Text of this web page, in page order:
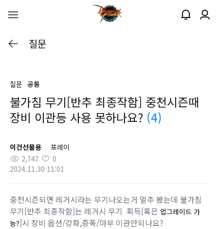
질문
질문 공통
불가침 무기[반추 최종작함] 중천시즌때
장비 이관등 사용 못하나요? (4)
이건선물용
프레이
2,747
0
2024.11.30 11:01
중천시즌되면 레거시라는 무기나오는거 얼추 봤는데 불가침
무기[반추 최종작함]는 레거시 무기 획득[혹은 업그레이드 가
능?]시 장비 옵션/강화,증폭/마부 이관안되나요?